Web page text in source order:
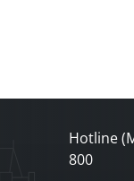
Hotline
800